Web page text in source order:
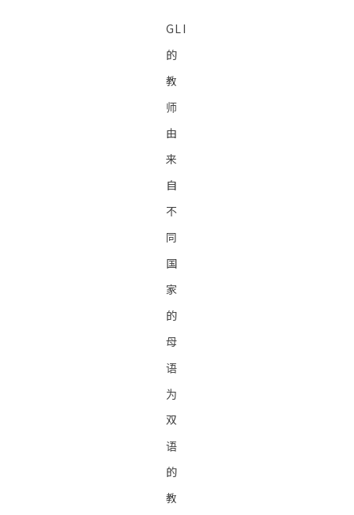
GLI
的
教
师
由
来
自
不
同
国
家
的
母
语
为
双
语
的
教